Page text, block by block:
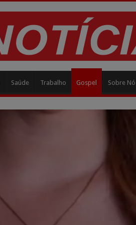
Saúde Trabalho Gospel Sobre